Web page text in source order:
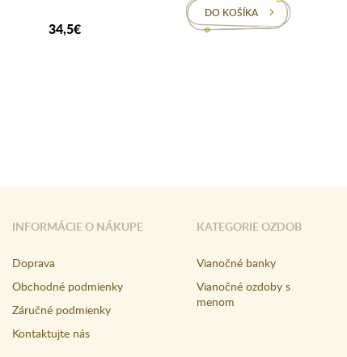
34,5€
DO KOŠÍKA
INFORMÁCIE O NÁKUPE
Doprava
Obchodné podmienky
Záručné podmienky
Kontaktujte nás
KATEGORIE OZDOB
Vianočné banky
Vianočné ozdoby s
menom